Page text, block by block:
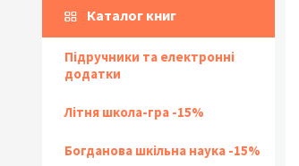
Каталог книг
Підручники та електронні
додатки
Літня школа-гра -15%
Богданова шкільна наука -15%